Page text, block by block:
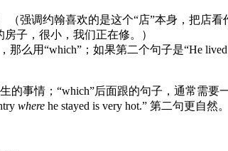
（强调约翰喜欢的是这个“店”本身，把店
房子，很小，我们正在修。）
那么用“which”；如果第二个句子是“He lived
事情；“which”后面跟的句子，通常需
where he stayed is very hot.” 第二句更自然。